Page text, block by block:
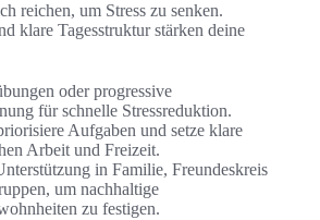
reichen, um Stress zu senken.
klare Tagesstruktur stärken deine
oder progressive
für schnelle Stressreduktion.
Aufgaben und setze klare
Arbeit und Freizeit.
in Familie, Freundeskreis
um nachhaltige
zu festigen.